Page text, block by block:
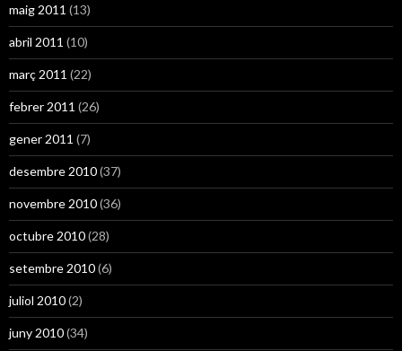
maig 2011 (13)
abril 2011 (10)
març 2011 (22)
febrer 2011 (26)
gener 2011 (7)
desembre 2010(37)
novembre 2010(36)
octubre 2010(28)
setembre 2010(6)
juliol 2010(2)
juny 2010(34)